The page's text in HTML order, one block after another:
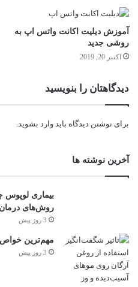
آموزش دیلیت اکانت واتس اپ به
روشی جدید
اکتبر 20, 2019
دیدگاهتان را بنویسید
برای نوشتن دیدگاه باید وارد بشوید.
آخرین نوشته ها
بیماری لوپوس
روش‌های
3 روز پیش
مهم‌ترین
3 روز پیش